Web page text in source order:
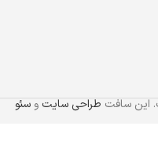
این سافت طراحی سایت و سئو